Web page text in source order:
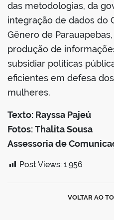
das metodologias, da
integração de dados do
Gênero de
produção de
subsidiar políticas
eficientes em defesa
mulheres.
Texto: Rayssa Pajeú
Fotos: Thalita Sousa
Assessoria de
Post Views: 1.956
VOLTAR AO